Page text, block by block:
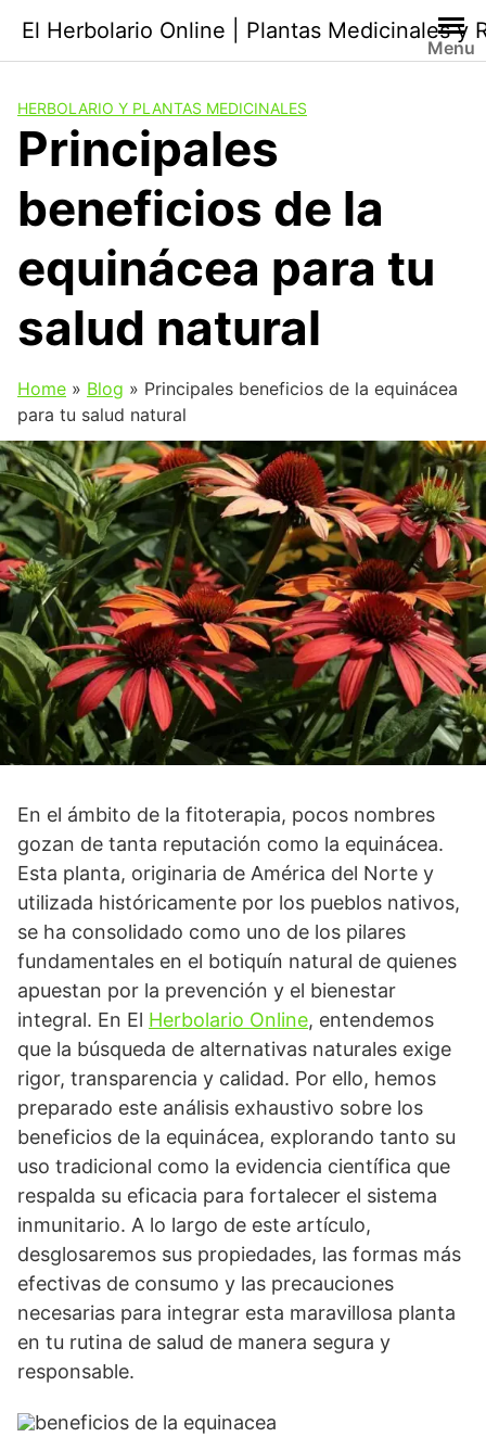
contenido
El Herbolario Online | Plantas Medicinales y
Menu
HERBOLARIO Y PLANTAS MEDICINALES
Principales
beneficios de la
equinácea para tu
salud natural
Home » Blog » Principales beneficios de la equinácea
para tu salud natural
En el ámbito de la fitoterapia, pocos nombres
gozan de tanta reputación como la equinácea.
Esta planta, originaria de América del Norte y
utilizada históricamente por los pueblos nativos,
se ha consolidado como uno de los pilares
fundamentales en el botiquín natural de quienes
apuestan por la prevención y el bienestar
integral. En El Herbolario Online, entendemos
que la búsqueda de alternativas naturales exige
rigor, transparencia y calidad. Por ello, hemos
preparado este análisis exhaustivo sobre los
beneficios de la equinácea, explorando tanto su
uso tradicional como la evidencia científica que
respalda su eficacia para fortalecer el sistema
inmunitario. A lo largo de este artículo,
desglosaremos sus propiedades, las formas más
efectivas de consumo y las precauciones
necesarias para integrar esta maravillosa planta
en tu rutina de salud de manera segura y
responsable.